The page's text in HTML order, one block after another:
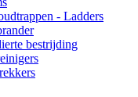
- Ladders
bestrijding